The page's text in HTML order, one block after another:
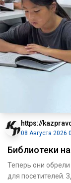
https://
08 Августа 2026
Библиотеки
Теперь они
для посетителей.